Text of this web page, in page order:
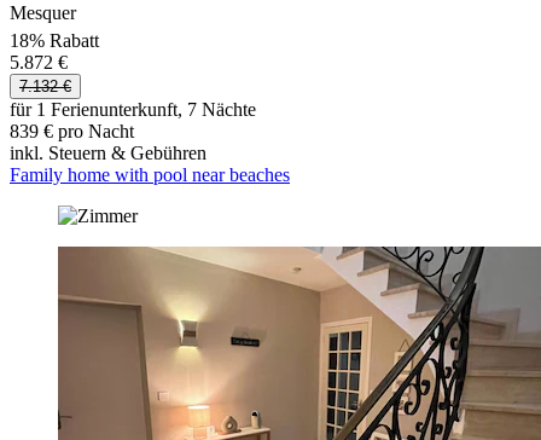
Mesquer
18% Rabatt
5.872 €
7.132 €
für 1 Ferienunterkunft, 7 Nächte
839 € pro Nacht
inkl. Steuern & Gebühren
Family home with pool near beaches